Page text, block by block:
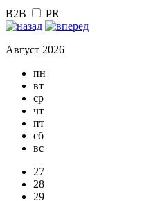
B2B PR
Август 2026
пн
вт
ср
чт
пт
сб
вс
27
28
29